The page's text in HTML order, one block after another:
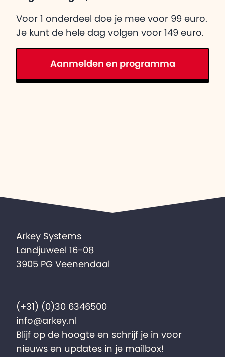
Voor 1 onderdeel doe je mee voor 99 euro.
Je kunt de hele dag volgen voor 149 euro.
Aanmelden en programma
Arkey Systems
Landjuweel 16-08
3905 PG Veenendaal
(+31) (0)30 6346500
info@arkey.nl
Blijf op de hoogte en schrijf je in voor
nieuws en updates in je mailbox!